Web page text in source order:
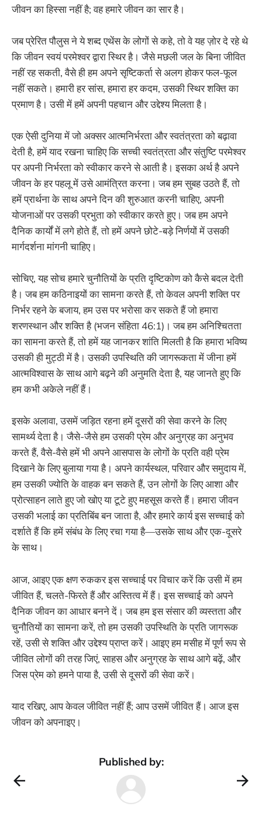
जीवन का हिस्सा नहीं है; वह हमारे जीवन का सार है।
जब प्रेरित पौलुस ने ये शब्द एथेंस के लोगों से कहे, तो वे यह ज़ोर दे रहे थे
कि जीवन स्वयं परमेश्वर द्वारा स्थिर है। जैसे मछली जल के बिना जीवित
नहीं रह सकती, वैसे ही हम अपने सृष्टिकर्ता से अलग होकर फल-फूल
नहीं सकते। हमारी हर सांस, हमारा हर कदम, उसकी स्थिर शक्ति का
प्रमाण है। उसी में हमें अपनी पहचान और उद्देश्य मिलता है।
एक ऐसी दुनिया में जो अक्सर आत्मनिर्भरता और स्वतंत्रता को बढ़ावा
देती है, हमें याद रखना चाहिए कि सच्ची स्वतंत्रता और संतुष्टि परमेश्वर
पर अपनी निर्भरता को स्वीकार करने से आती है। इसका अर्थ है अपने
जीवन के हर पहलू में उसे आमंत्रित करना। जब हम सुबह उठते हैं, तो
हमें प्रार्थना के साथ अपने दिन की शुरुआत करनी चाहिए, अपनी
योजनाओं पर उसकी प्रभुता को स्वीकार करते हुए। जब हम अपने
दैनिक कार्यों में लगे होते हैं, तो हमें अपने छोटे-बड़े निर्णयों में उसकी
मार्गदर्शना मांगनी चाहिए।
सोचिए, यह सोच हमारे चुनौतियों के प्रति दृष्टिकोण को कैसे बदल देती
है। जब हम कठिनाइयों का सामना करते हैं, तो केवल अपनी शक्ति पर
निर्भर रहने के बजाय, हम उस पर भरोसा कर सकते हैं जो हमारा
शरणस्थान और शक्ति है (भजन संहिता 46:1)। जब हम अनिश्चितता
का सामना करते हैं, तो हमें यह जानकर शांति मिलती है कि हमारा भविष्य
उसकी ही मुट्ठी में है। उसकी उपस्थिति की जागरूकता में जीना हमें
आत्मविश्वास के साथ आगे बढ़ने की अनुमति देता है, यह जानते हुए कि
हम कभी अकेले नहीं हैं।
इसके अलावा, उसमें जड़ित रहना हमें दूसरों की सेवा करने के लिए
सामर्थ्य देता है। जैसे-जैसे हम उसकी प्रेम और अनुग्रह का अनुभव
करते हैं, वैसे-वैसे हमें भी अपने आसपास के लोगों के प्रति वही प्रेम
दिखाने के लिए बुलाया गया है। अपने कार्यस्थल, परिवार और समुदाय में,
हम उसकी ज्योति के वाहक बन सकते हैं, उन लोगों के लिए आशा और
प्रोत्साहन लाते हुए जो खोए या टूटे हुए महसूस करते हैं। हमारा जीवन
उसकी भलाई का प्रतिबिंब बन जाता है, और हमारे कार्य इस सच्चाई को
दर्शाते हैं कि हमें संबंध के लिए रचा गया है—उसके साथ और एक-दूसरे
के साथ।
आज, आइए एक क्षण रुककर इस सच्चाई पर विचार करें कि उसी में हम
जीवित हैं, चलते-फिरते हैं और अस्तित्व में हैं। इस सच्चाई को अपने
दैनिक जीवन का आधार बनने दें। जब हम इस संसार की व्यस्तता और
चुनौतियों का सामना करें, तो हम उसकी उपस्थिति के प्रति जागरूक
रहें, उसी से शक्ति और उद्देश्य प्राप्त करें। आइए हम मसीह में पूर्ण रूप से
जीवित लोगों की तरह जिएं, साहस और अनुग्रह के साथ आगे बढ़ें, और
जिस प्रेम को हमने पाया है, उसी से दूसरों की सेवा करें।
याद रखिए, आप केवल जीवित नहीं हैं; आप उसमें जीवित हैं। आज इस
जीवन को अपनाइए।
Published by: